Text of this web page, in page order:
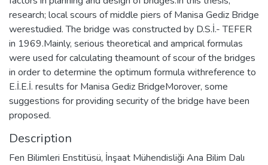
research; local scours of middle piers of Manisa Gediz Bridge
werestudied. The bridge was constructed by D.S.İ.- TEFER
in 1969.Mainly, serious theoretical and amprical formulas
were used for calculating theamount of scour of the bridges
in order to determine the optimum formula withreference to
E.İ.E.İ. results for Manisa Gediz BridgeMorover, some
suggestions for providing security of the bridge have been
proposed.
Description
Fen Bilimleri Enstitüsü, İnşaat Mühendisliği Ana Bilim Dalı